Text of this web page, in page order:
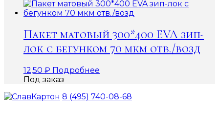
Пакет матовый 300*400 EVA зип-
лок с бегунком 70 мкм отв./возд
12,50 ₽ Подробнее
Под заказ
8 (495) 740-08-68